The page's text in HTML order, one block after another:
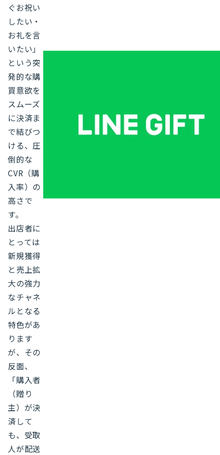
ぐお祝い
したい・
お礼を言
いたい」
という突
発的な購
買意欲を
スムーズ
に決済ま
で結びつ
ける、圧
倒的な
CVR（購
入率）の
高さで
す。
出店者に
とっては
新規獲得
と売上拡
大の強力
なチャネ
ルとなる
特色があ
ります
が、その
反面、
「購入者
（贈り
主）が決
済して
も、受取
人が配送